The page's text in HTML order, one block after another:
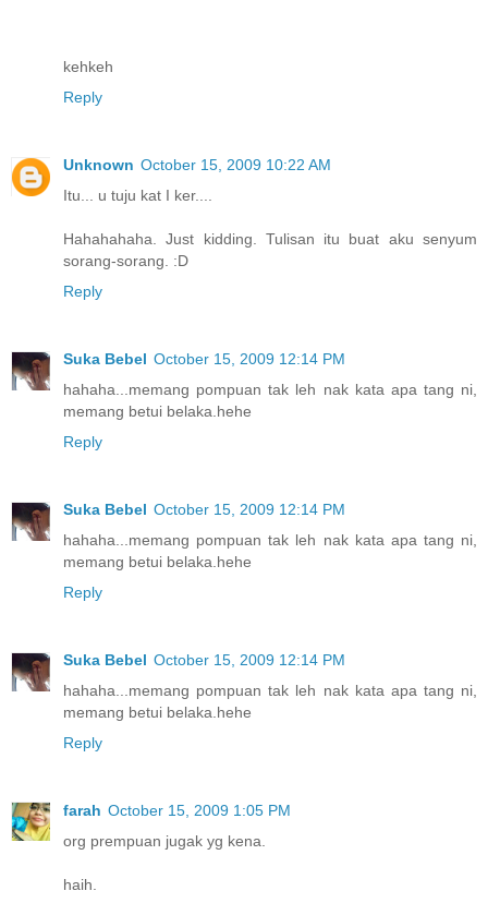
kehkeh
Reply
Unknown October 15, 2009 10:22 AM
Itu... u tuju kat I ker....
Hahahahaha. Just kidding. Tulisan itu buat aku senyum
sorang-sorang. :D
Reply
Suka Bebel October 15, 2009 12:14 PM
hahaha...memang pompuan tak leh nak kata apa tang ni,
memang betui belaka.hehe
Reply
Suka Bebel October 15, 2009 12:14 PM
hahaha...memang pompuan tak leh nak kata apa tang ni,
memang betui belaka.hehe
Reply
Suka Bebel October 15, 2009 12:14 PM
hahaha...memang pompuan tak leh nak kata apa tang ni,
memang betui belaka.hehe
Reply
farah October 15, 2009 1:05 PM
org prempuan jugak yg kena.
haih.